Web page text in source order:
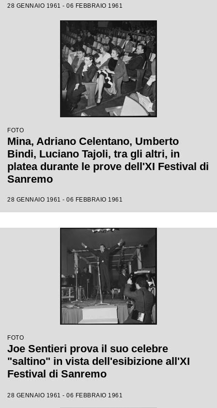
28 GENNAIO 1961 - 06 FEBBRAIO 1961
FOTO
Mina, Adriano Celentano, Umberto
Bindi, Luciano Tajoli, tra gli altri, in
platea durante le prove dell'XI Festival di
Sanremo
28 GENNAIO 1961 - 06 FEBBRAIO 1961
FOTO
Joe Sentieri prova il suo celebre
"saltino" in vista dell'esibizione all'XI
Festival di Sanremo
28 GENNAIO 1961 - 06 FEBBRAIO 1961